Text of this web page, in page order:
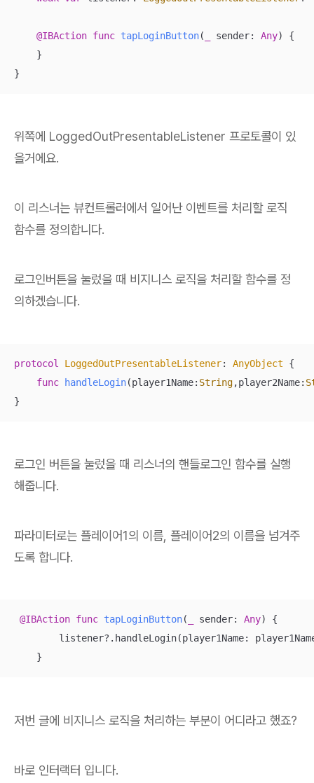
@IBAction func tapLoginButton( sender: Any)
{
    }
}
위쪽에 LoggedOutPresentableListener 프로토콜이 있
을거에요.
이 리스너는 뷰컨트롤러에서 일어난 이벤트를 처리할 로직
함수를 정의합니다.
로그인버튼을 눌렀을 때 비지니스 로직을 처리할 함수를 정
의하겠습니다.
protocol LoggedOutPresentableListener: AnyObject
{
func handleLogin(player1Name: String,player2Name:
}
로그인 버튼을 눌렀을 때 리스너의 핸들로그인 함수를 실행
해줍니다.
파라미터로는 플레이어1의 이름, 플레이어2의 이름을 넘겨주
도록 합니다.
@IBAction func tapLoginButton( sender: Any)
{
        listener
? .handleLogin(player1Name:
    }
저번 글에 비지니스 로직을 처리하는 부분이 어디라고 했죠?
바로 인터랙터 입니다.